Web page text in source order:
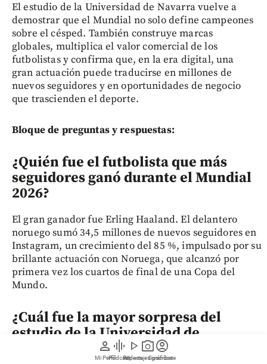
person
Mi Perfil
graphic_eq
Pódcast
play_arrow
Videos
photo_camera
Reportajes gráficos
account_circle
Suscríbete
El estudio de la Universidad de Navarra vuelve a
demostrar que el Mundial no solo define campeones
sobre el césped. También construye marcas
globales, multiplica el valor comercial de los
futbolistas y confirma que, en la era digital, una
gran actuación puede traducirse en millones de
nuevos seguidores y en oportunidades de negocio
que trascienden el deporte.
Bloque de preguntas y respuestas:
¿Quién fue el futbolista que más
seguidores ganó durante el Mundial
2026?
El gran ganador fue Erling Haaland. El delantero
noruego sumó 34,5 millones de nuevos seguidores en
Instagram, un crecimiento del 85 %, impulsado por su
brillante actuación con Noruega, que alcanzó por
primera vez los cuartos de final de una Copa del
Mundo.
¿Cuál fue la mayor sorpresa del
estudio de la Universidad de